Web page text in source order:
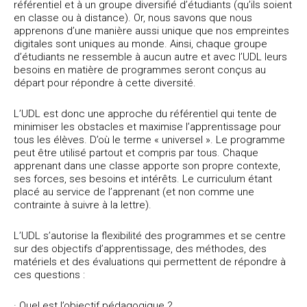
référentiel et à un groupe diversifié d’étudiants (qu’ils soient
en classe ou à distance). Or, nous savons que nous
apprenons d’une manière aussi unique que nos empreintes
digitales sont uniques au monde. Ainsi, chaque groupe
d’étudiants ne ressemble à aucun autre et avec l’UDL leurs
besoins en matière de programmes seront conçus au
départ pour répondre à cette diversité.
L’UDL est donc une approche du référentiel qui tente de
minimiser les obstacles et maximise l’apprentissage pour
tous les élèves. D’où le terme « universel ». Le programme
peut être utilisé partout et compris par tous. Chaque
apprenant dans une classe apporte son propre contexte,
ses forces, ses besoins et intérêts. Le curriculum étant
placé au service de l’apprenant (et non comme une
contrainte à suivre à la lettre).
L’UDL s’autorise la flexibilité des programmes et se centre
sur des objectifs d’apprentissage, des méthodes, des
matériels et des évaluations qui permettent de répondre à
ces questions :